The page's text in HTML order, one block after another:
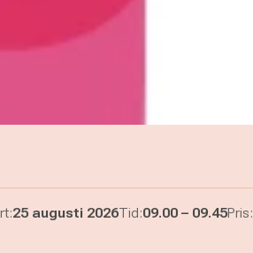
25 augusti 2026Tid:Pågår mellan
09.00 – och
09.45Pris: